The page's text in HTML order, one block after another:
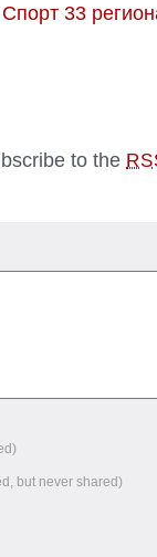
Спорт 33
to the
but never shared)